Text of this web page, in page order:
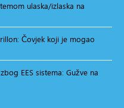
ulaska/izlaska na
Čovjek koji je mogao
EES sistema: Gužve na